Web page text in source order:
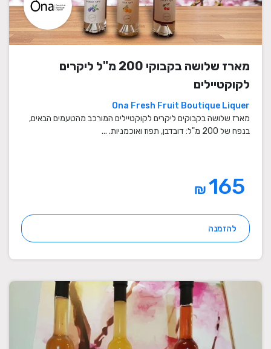
מארז שלושה בקבוקי 200 מ"ל ליקרים
לקוקטיילים
Ona Fresh Fruit Boutique Liquer
מארז שלושה בקבוקים ליקרים לקוקטיילים המורכב מהטעמים הבאים,
בנפח של 200 מ"ל: דובדבן, תפוז ואוכמניות. ...
₪
להזמנה